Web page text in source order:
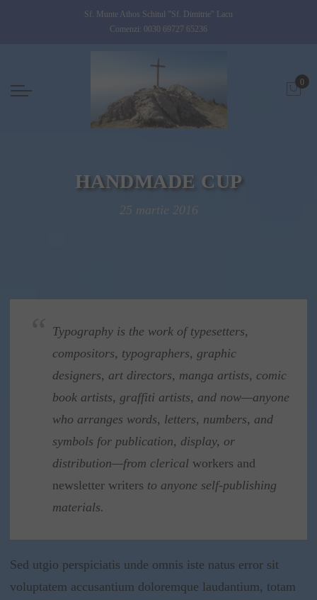
Sf. Munte Athos Schitul "Sf. Dimitrie" Lacu
Comenzi: 0030 69727 65236
0
HANDMADE CUP
25 martie 2016
Typography is the work of typesetters,
compositors, typographers, graphic
designers, art directors, manga artists, comic
book artists, graffiti artists, and now—anyone
who arranges words, letters, numbers, and
symbols for publication, display, or
distribution—from clerical workers and
newsletter writers to anyone self-publishing
materials.
Sed utgio perspiciatis unde omnis iste natus error sit
voluptatem accusantium doloremque laudantium, totam